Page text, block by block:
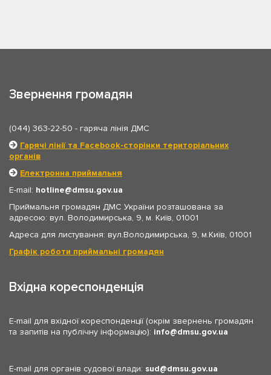
Звернення громадян
(044) 363-22-50 - гаряча лінія ДМС
Гарячі лінії та Facebook-сторінки територіальних
органів
Електронна приймальня
E-mail: hotline
dmsu.gov.ua
Приймальня громадян ДМС України розташована за
адресою: вул. Володимирська, 9, м. Київ, 01001
Адреса для листування: вул.Володимирська, 9, м.Київ, 01001
Графік роботи приймальні громадян
Вхідна кореспонденція
E-mail для вхідної кореспонденції (окрім звернень громадян
та запитів на публічну інформацію): info dmsu.gov.ua
E-mail для органів судової влади: sud dmsu.gov.ua